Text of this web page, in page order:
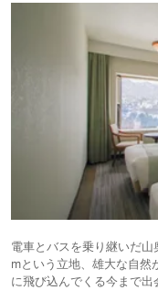
電車とバスを乗り継いだ
mという立地、雄大な自
に飛び込んでくる今まで